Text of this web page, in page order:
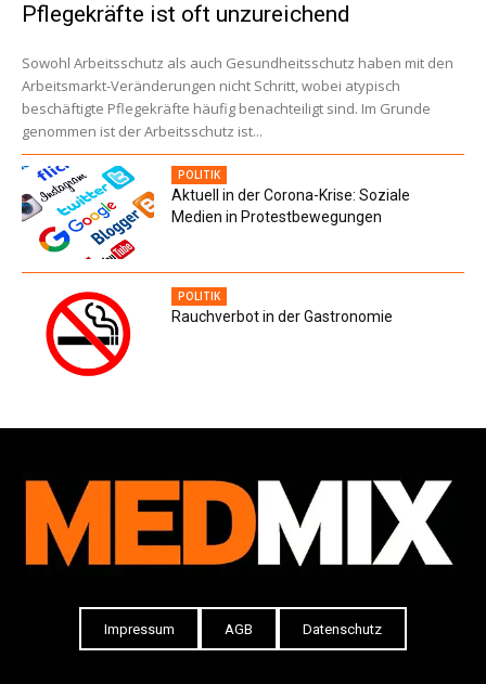
Pflegekräfte ist oft unzureichend
Sowohl Arbeitsschutz als auch Gesundheitsschutz haben mit den
Arbeitsmarkt-Veränderungen nicht Schritt, wobei atypisch
beschäftigte Pflegekräfte häufig benachteiligt sind. Im Grunde
genommen ist der Arbeitsschutz ist...
POLITIK
Aktuell in der Corona-Krise: Soziale
Medien in Protestbewegungen
POLITIK
Rauchverbot in der Gastronomie
Impressum AGB Datenschutz